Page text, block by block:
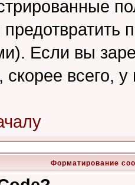
Если вы
скорее всего,
Форматирование